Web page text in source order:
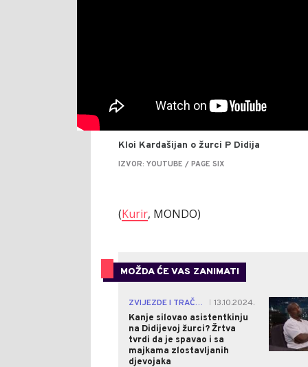
Kloi Kardašijan o žurci P Didija
IZVOR: YOUTUBE / PAGE SIX
(Kurir, MONDO)
MOŽDA ĆE VAS ZANIMATI
ZVIJEZDE I TRAČEVI
13.10.2024.
Kanje silovao asistentkinju
na Didijevoj žurci? Žrtva
tvrdi da je spavao i sa
majkama zlostavljanih
djevojaka